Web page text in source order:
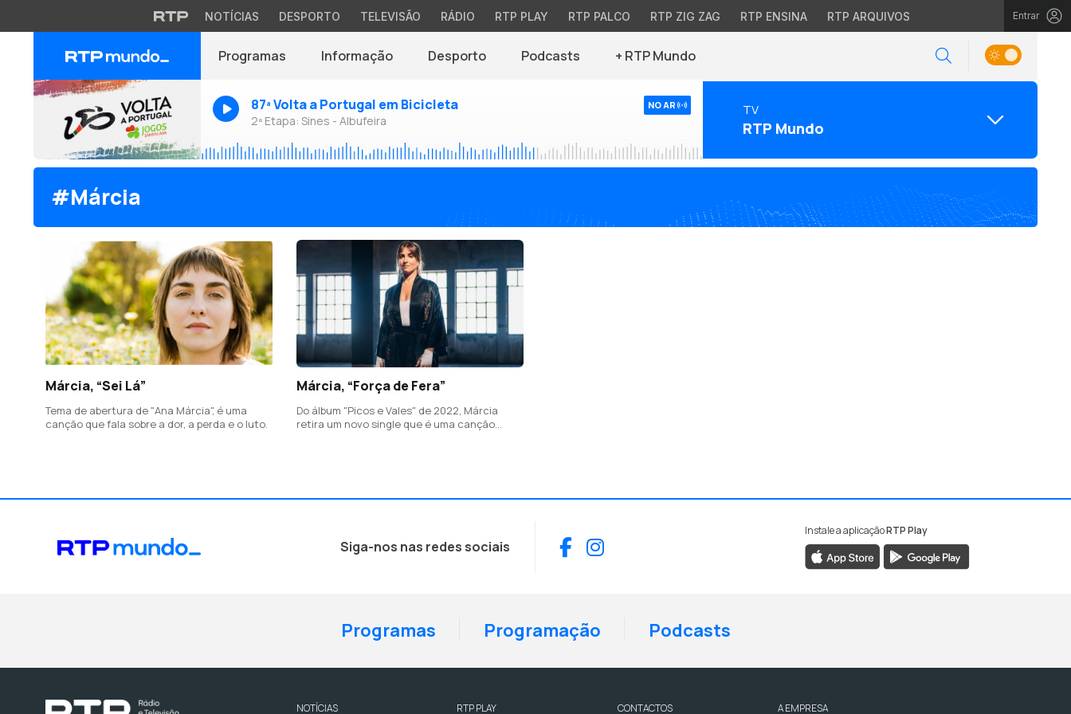
NOTÍCIAS DESPORTO TELEVISÃO RÁDIO RTP PLAY RTP PALCO RTP ZIG ZAG RTP ENSINA RTP ARQUIVOS Entrar
Programas Informação Desporto Podcasts + RTP Mundo
87ª Volta a Portugal em Bicicleta
2ª Etapa: Sines - Albufeira
NO AR TV
RTP Mundo
#Márcia
Márcia, “Sei Lá”
Tema de abertura de "Ana Márcia", é uma
canção que fala sobre a dor, a perda e o luto.
Márcia, “Força de Fera”
Do álbum "Picos e Vales" de 2022, Márcia
retira um novo single que é uma canção
Siga-nos nas redes sociais Facebook
Instagram
Instale a aplicaçãoRTP Play
Programas Programação Podcasts
NOTÍCIAS RTP PLAY CONTACTOS A EMPRESA